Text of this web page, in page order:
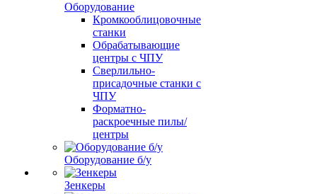
Оборудование
Кромкооблицовочные
станки
Обрабатывающие
центры с ЧПУ
Сверлильно-
присадочные станки с
ЧПУ
Форматно-
раскроечные пилы/
центры
Оборудование б/у
Зенкеры